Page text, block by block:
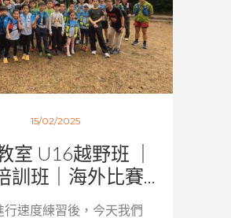
15/02/2025
室 U16越野班 ｜
訓班｜海外比賽...
行速度練習後，今天我們